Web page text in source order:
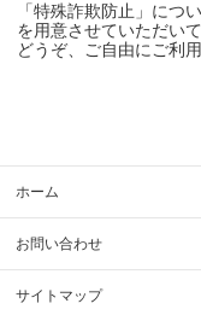
「特殊詐欺防止」につ
を用意させていただいて
どうぞ、ご自由にご利用
ホーム
お問い合わせ
サイトマップ